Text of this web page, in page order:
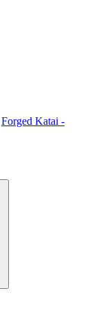
Forged Katai -